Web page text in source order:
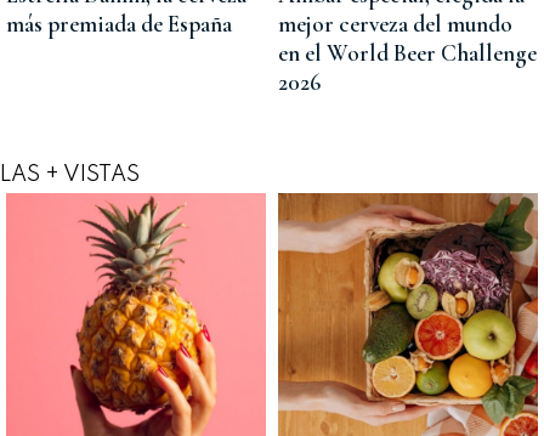
más premiada de España
mejor cerveza del mundo
en el World Beer Challenge
2026
LAS + VISTAS